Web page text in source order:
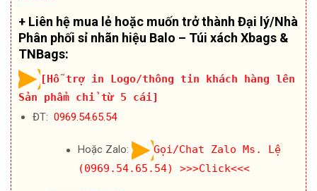
+ Liên hệ mua lẻ hoặc muốn trở thành Đại lý/Nhà
Phân phối sỉ nhãn hiệu Balo – Túi xách Xbags &
TNBags:
[Hỗ trợ in Logo/thông tin khách hàng lên
Sản phẩm chỉ từ 5 cái]
ĐT: 0969.54.65.54
Hoặc Zalo:
Gọi/Chat Zalo Ms. Lệ
(0969.54.65.54)
>>>Click<<<